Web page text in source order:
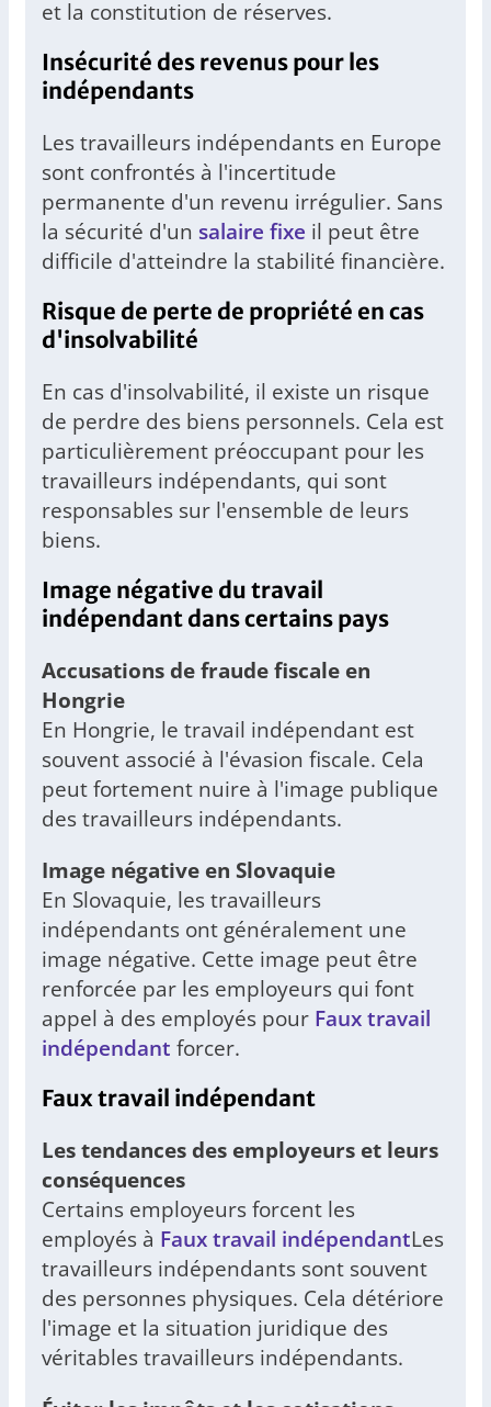
et la constitution de réserves.
Insécurité des revenus pour les
indépendants
Les travailleurs indépendants en Europe
sont confrontés à l'incertitude
permanente d'un revenu irrégulier. Sans
la sécurité d'un salaire fixe il peut être
difficile d'atteindre la stabilité financière.
Risque de perte de propriété en cas
d'insolvabilité
En cas d'insolvabilité, il existe un risque
de perdre des biens personnels. Cela est
particulièrement préoccupant pour les
travailleurs indépendants, qui sont
responsables sur l'ensemble de leurs
biens.
Image négative du travail
indépendant dans certains pays
Accusations de fraude fiscale en
Hongrie
En Hongrie, le travail indépendant est
souvent associé à l'évasion fiscale. Cela
peut fortement nuire à l'image publique
des travailleurs indépendants.
Image négative en Slovaquie
En Slovaquie, les travailleurs
indépendants ont généralement une
image négative. Cette image peut être
renforcée par les employeurs qui font
appel à des employés pour Faux travail
indépendant forcer.
Faux travail indépendant
Les tendances des employeurs et leurs
conséquences
Certains employeurs forcent les
employés à Faux travail indépendantLes
travailleurs indépendants sont souvent
des personnes physiques. Cela détériore
l'image et la situation juridique des
véritables travailleurs indépendants.